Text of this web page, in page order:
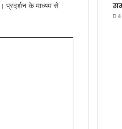
प्रदर्शन के माध्यम से
4